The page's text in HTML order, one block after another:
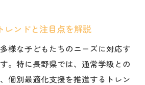
促す社会性と自立へのステッ
支援ハンドブックの活かし方
が子どもの個別ニーズに応える
レンドと注目点を解説
様な子どもたちのニーズに対応す
。特に長野県では、通常学級との
個別最適化支援を推進するトレン